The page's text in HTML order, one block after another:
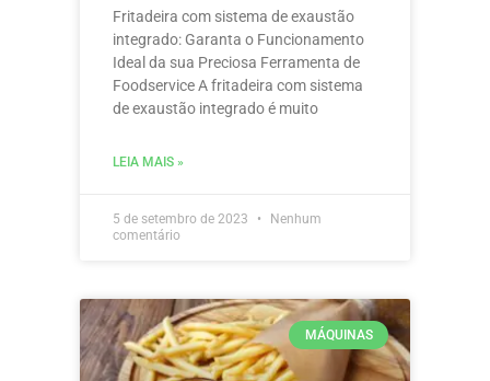
Fritadeira com sistema de exaustão
integrado: Garanta o Funcionamento
Ideal da sua Preciosa Ferramenta de
Foodservice A fritadeira com sistema
de exaustão integrado é muito
LEIA MAIS »
5 de setembro de 2023
Nenhum
comentário
MÁQUINAS